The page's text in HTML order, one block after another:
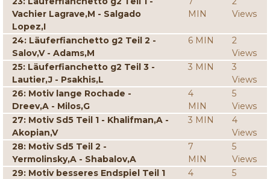
Vachier Lagrave,M - Salgado
Lopez,I
MIN
Views
24: Läuferfianchetto g2 Teil 2 -
Salov,V - Adams,M
6 MIN
2
Views
25: Läuferfianchetto g2 Teil 3 -
Lautier,J - Psakhis,L
3 MIN
3
Views
26: Motiv lange Rochade -
Dreev,A - Milos,G
4
MIN
5
Views
27: Motiv Sd5 Teil 1 - Khalifman,A -
Akopian,V
3 MIN
4
Views
28: Motiv Sd5 Teil 2 -
Yermolinsky,A - Shabalov,A
7
MIN
5
Views
29: Motiv besseres Endspiel Teil 1
4
5